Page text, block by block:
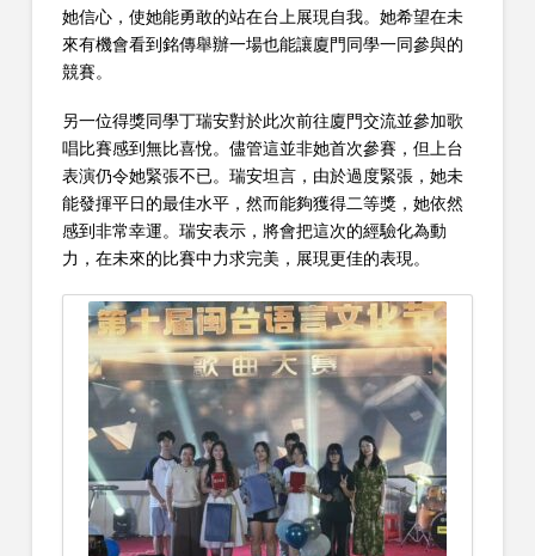
她信心，使她能勇敢的站在台上展現自我。她希望在未
來有機會看到銘傳舉辦一場也能讓廈門同學一同參與的
競賽。
另一位得獎同學丁瑞安對於此次前往廈門交流並參加歌
唱比賽感到無比喜悅。儘管這並非她首次參賽，但上台
表演仍令她緊張不已。瑞安坦言，由於過度緊張，她未
能發揮平日的最佳水平，然而能夠獲得二等獎，她依然
感到非常幸運。瑞安表示，將會把這次的經驗化為動
力，在未來的比賽中力求完美，展現更佳的表現。